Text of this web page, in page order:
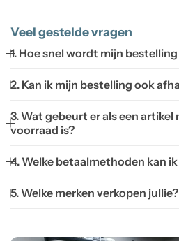
Veel gestelde vragen
1. Hoe snel wordt mijn
2. Kan ik mijn bestelling ook
3. Wat gebeurt er als een artikel
voorraad is?
4. Welke betaalmethoden kan
5. Welke merken verkopen jullie?